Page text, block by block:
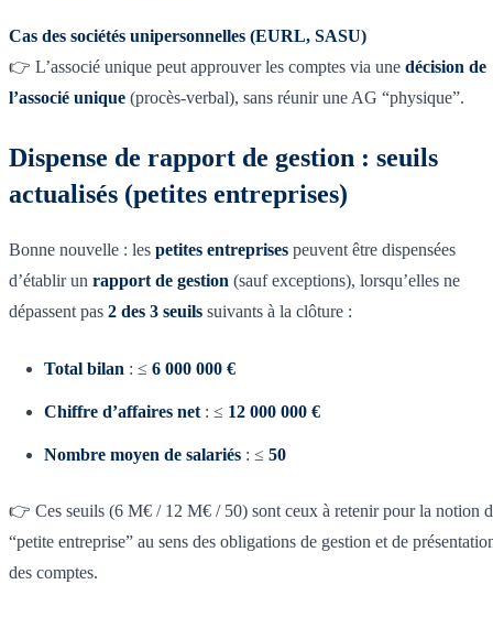
Cas des sociétés unipersonnelles (EURL, SASU)
👉 L’associé unique peut approuver les comptes via une décision de
l’associé unique (procès-verbal), sans réunir une AG “physique”.
Dispense de rapport de gestion : seuils
actualisés (petites entreprises)
Bonne nouvelle : les petites entreprises peuvent être dispensées
d’établir un rapport de gestion (sauf exceptions), lorsqu’elles ne
dépassent pas 2 des 3 seuils suivants à la clôture :
Total bilan : ≤ 6 000 000 €
Chiffre d’affaires net : ≤ 12 000 000 €
Nombre moyen de salariés : ≤ 50
👉 Ces seuils (6 M€ / 12 M€ / 50) sont ceux à retenir pour la notion
“petite entreprise” au sens des obligations de gestion et de
des comptes.